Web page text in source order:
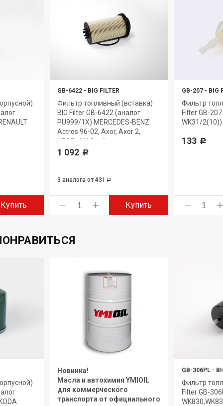
Купить
GB-6422 - BIG FILTER
Фильтр топливный (вставка)
BIG Filter GB-6422 (аналог
PU999/1X) MERCEDES-BENZ
Actros 96-02, Axor, Axor 2,
NEOPLAN Starliner
1 092 Р
3 аналога от 431 Р
Купить
GB-207 - BIG
Фильтр
Filter GB-
WK31/
133 Р
Новинка!
Масла и автохимия YMIOIL
для коммерческого
транспорта от официального
GB-306PL -
Фильтр
Filter GB-